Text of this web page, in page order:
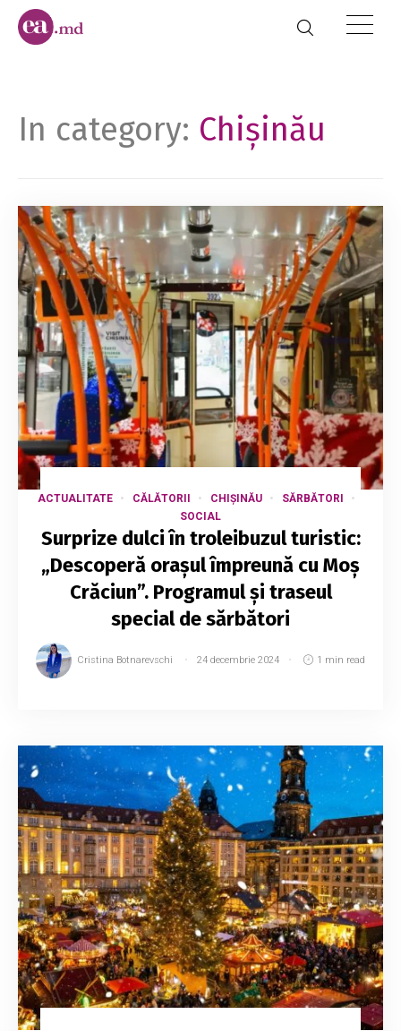
In category: Chișinău
ACTUALITATE CĂLĂTORII CHIȘINĂU
SĂRBĂTORI
SOCIAL
Surprize dulci în troleibuzul turistic:
„Descoperă orașul împreună cu Moș
Crăciun”. Programul și traseul
special de sărbători
Cristina Botnarevschi 24 decembrie 2024 1 min read